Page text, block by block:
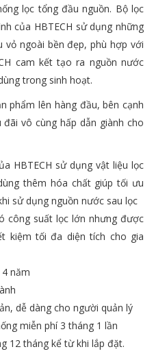
lọc tổng đầu nguồn. Bộ lọc
của HBTECH sử dụng những
vỏ ngoài bền đẹp, phù hợp với
cam kết tạo ra nguồn nước
trong sinh hoạt.
phẩm lên hàng đầu, bên cạnh
vô cùng hấp dẫn giành cho
HBTECH sử dụng vật liệu lọc
thêm hóa chất giúp tối ưu
sử dụng nguồn nước sau lọc
công suất lọc lớn nhưng được
kiệm tối đa diện tích cho gia
năm
dễ dàng cho người quản lý
miễn phí 3 tháng 1 lần
12 tháng kể từ khi lắp đặt.